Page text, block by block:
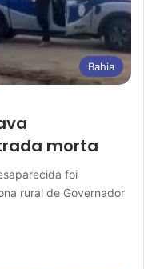
Bahia
morta
foi
rural de Governador